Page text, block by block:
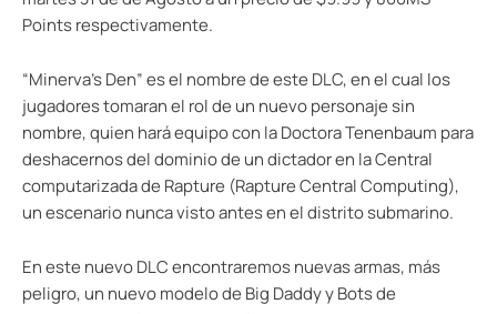
Points respectivamente.
“Minerva’s Den” es el nombre de este DLC, en el cual los
jugadores tomaran el rol de un nuevo personaje sin
nombre, quien hará equipo con la Doctora Tenenbaum para
deshacernos del dominio de un dictador en la Central
computarizada de Rapture (Rapture Central Computing),
un escenario nunca visto antes en el distrito submarino.
En este nuevo DLC encontraremos nuevas armas, más
peligro, un nuevo modelo de Big Daddy y Bots de